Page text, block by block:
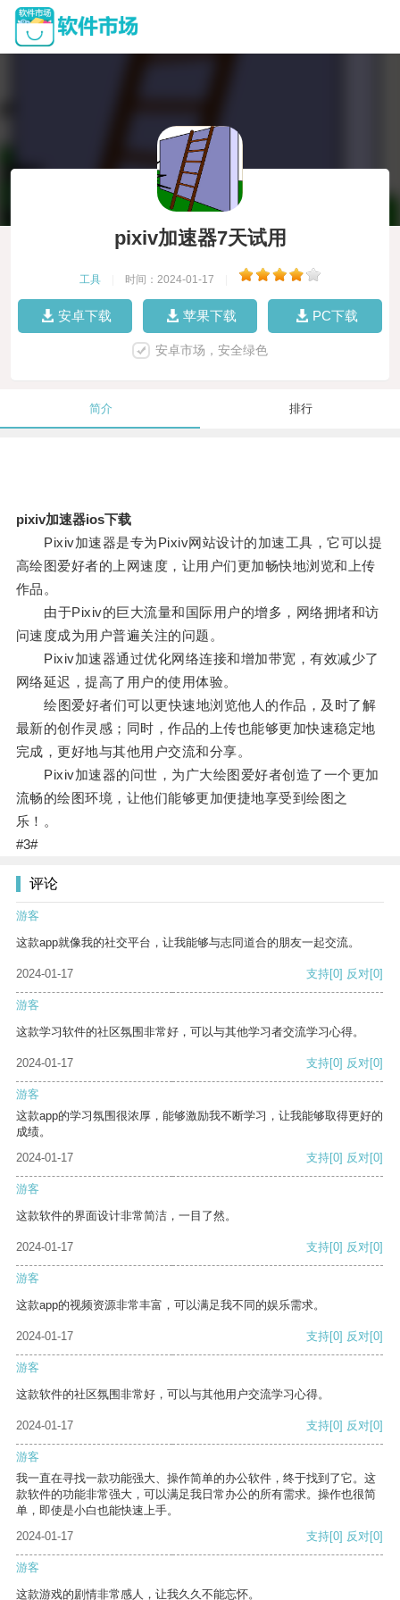
pixiv加速器7天试用
工具 时间：2024-01-17
安卓下载 苹果下载 PC下载
安卓市场，安全绿色
简介 排行
pixiv加速器ios下载
Pixiv加速器是专为Pixiv网站设计的加速工具，它可以提
高绘图爱好者的上网速度，让用户们更加畅快地浏览和上传
作品。
由于Pixiv的巨大流量和国际用户的增多，网络拥堵和访
问速度成为用户普遍关注的问题。
Pixiv加速器通过优化网络连接和增加带宽，有效减少了
网络延迟，提高了用户的使用体验。
绘图爱好者们可以更快速地浏览他人的作品，及时了解
最新的创作灵感；同时，作品的上传也能够更加快速稳定地
完成，更好地与其他用户交流和分享。
Pixiv加速器的问世，为广大绘图爱好者创造了一个更加
流畅的绘图环境，让他们能够更加便捷地享受到绘图之
乐！。
#3#
评论
游客
这款app就像我的社交平台，让我能够与志同道合的朋友一起交流。
2024-01-17 支持[0] 反对[0]
游客
这款学习软件的社区氛围非常好，可以与其他学习者交流学习心得。
2024-01-17 支持[0] 反对[0]
游客
这款app的学习氛围很浓厚，能够激励我不断学习，让我能够取得更好的
成绩。
2024-01-17
支持[0] 反对[0]
游客
这款软件的界面设计非常简洁，一目了然。
2024-01-17 支持[0] 反对[0]
游客
这款app的视频资源非常丰富，可以满足我不同的娱乐需求。
2024-01-17 支持[0] 反对[0]
游客
这款软件的社区氛围非常好，可以与其他用户交流学习心得。
2024-01-17 支持[0] 反对[0]
游客
我一直在寻找一款功能强大、操作简单的办公软件，终于找到了它。这
款软件的功能非常强大，可以满足我日常办公的所有需求。操作也很简
单，即使是小白也能快速上手。
2024-01-17
支持[0] 反对[0]
游客
这款游戏的剧情非常感人，让我久久不能忘怀。